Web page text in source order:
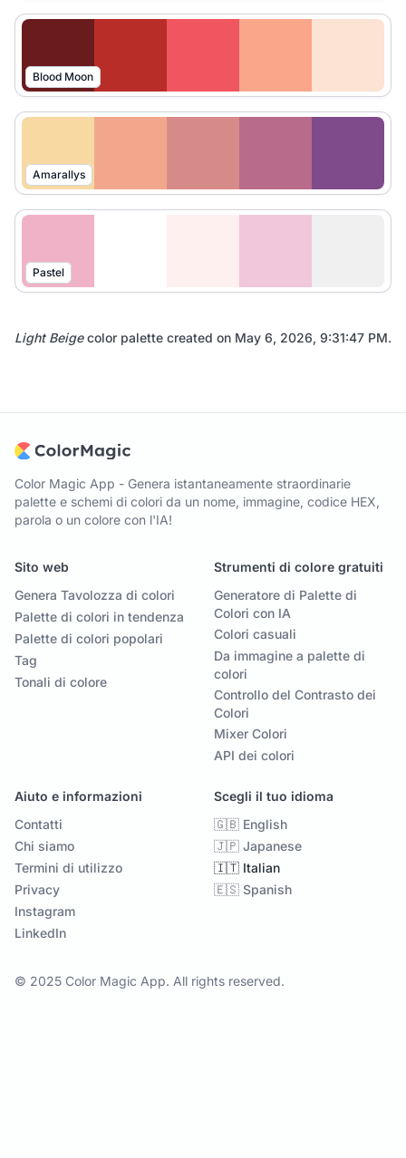
Blood Moon
Amarallys
Pastel
Light Beigecolor palette created on May 6, 2026, 9:31:47 PM.
Color Magic App - Genera istantaneamente straordinarie
palette e schemi di colori da un nome, immagine, codice HEX,
parola o un colore con l'IA!
Sito web
Genera Tavolozza di colori
Palette di colori in tendenza
Palette di colori popolari
Tag
Tonali di colore
Strumenti di colore gratuiti
Generatore di Palette di
Colori con IA
Colori casuali
Da immagine a palette di
colori
Controllo del Contrasto dei
Colori
Mixer Colori
API dei colori
Aiuto e informazioni
Contatti
Chi siamo
Termini di utilizzo
Privacy
Instagram
LinkedIn
Scegli il tuo idioma
🇬🇧 English
🇯🇵 Japanese
🇮🇹 Italian
🇪🇸 Spanish
© 2025 Color Magic App. All rights reserved.